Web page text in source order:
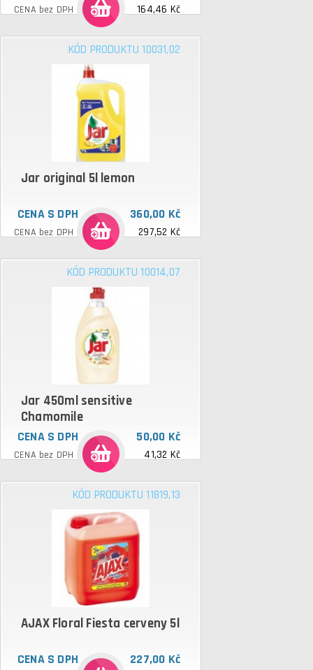
CENA bez DPH 164,46 Kč
KÓD PRODUKTU 10031,02
Jar original 5l lemon
CENA S DPH 360,00 Kč
CENA bez DPH 297,52 Kč
KÓD PRODUKTU 10014,07
Jar 450ml sensitive
Chamomile
CENA S DPH 50,00 Kč
CENA bez DPH 41,32 Kč
KÓD PRODUKTU 11819,13
AJAX Floral Fiesta cerveny 5l
CENA S DPH 227,00 Kč